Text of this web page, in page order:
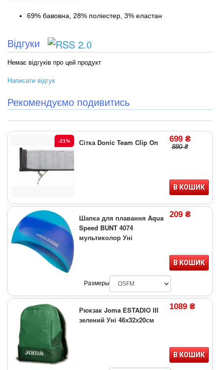
69% бавовна, 28% поліестер, 3% еластан
Відгуки
Немає відгуків про цей продукт
Написати відгук
Рекомендуємо подивитись
-21% Сітка Donic Team Clip On 699 ₴
880 ₴
В КОШИК
Шапка для плавання Aqua
Speed BUNT 4074
мультиколор Уні
209 ₴
В КОШИК
Размеры
Рюкзак Joma ESTADIO III
зелений Уні 46х32х20см
1089 ₴
В КОШИК